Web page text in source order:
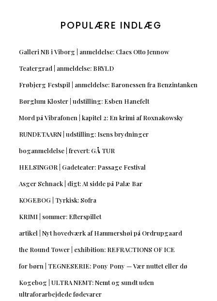
POPULÆRE INDLÆG
Galleri NB i Viborg | anmeldelse: Claes Otto Jennow
Teatergrad | anmeldelse: BRYLD
Frøbjerg Festspil | anmeldelse: Baronessen fra Benzintanken
Børglum Kloster | udstilling: Esben Hanefelt
Mord på Vibrafonen | kapitel 2: En krimi af Roxnakowsky
RUNDETAARN | udstilling: Isens brydninger
boganmeldelse | frevert: GÅ TUR
HELSINGØR | Gadeteater: Passage Festival
Asger Schnack | digt: At sidde på Palæ Bar
KOGEBOG | Tyrkisk: Sofra
KRIMI | sommer: Efterspillet
artikel | Nyt hovedværk af Hammershøi på Ordrupgaard
the Round Tower | exhibition: REFRACTIONS OF ICE
for børn | TEGNESERIE: Pony Pony — Vær nuttet eller dø
Kogebog | ULTRA NEMT: Nemt og sundt uden
ultraforarbejdede fødevarer